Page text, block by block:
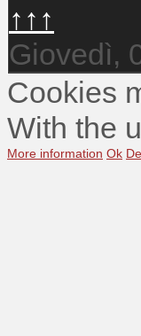
↑↑↑
Giovedì,
Cookies
With the
More information Ok